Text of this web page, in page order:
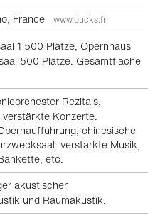
France www.ducks.fr
1 500 Plätze, Opernhaus
500 Plätze. Gesamtfläche
Rezitals,
Konzerte.
chinesische
verstärkte Musik,
etc.
akustischer
und Raumakustik.